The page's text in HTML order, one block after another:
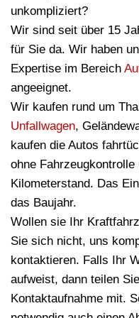
unkompliziert?
Wir sind seit über 15
für Sie da. Wir haben
Expertise im Bereich
angeeignet.
Wir kaufen rund um
Unfallwagen,
kaufen die Autos
ohne Fahrzeugkontrolle
Kilometerstand. Das
das Baujahr.
Wollen sie Ihr
Sie sich nicht, uns
kontaktieren. Falls Ihr
aufweist, dann teilen
Kontaktaufnahme mit.